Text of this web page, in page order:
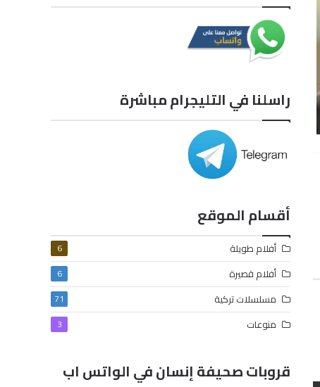
راسلنا في التليجرام مباشرة
أقسام الموقع
أفلام طويلة 6
أفلام قصيرة 6
مسلسلات تركية 71
منوعات 3
قروبات صحيفة إنسان في الواتس اب